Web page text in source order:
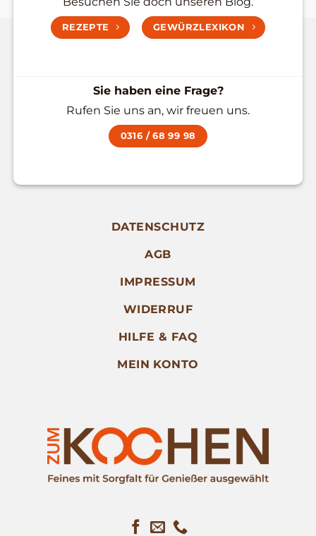
REZEPTE GEWÜRZLEXIKON
Sie haben eine Frage?
Rufen Sie uns an, wir freuen uns.
0316 / 68 99 98
DATENSCHUTZ
AGB
IMPRESSUM
WIDERRUF
HILFE & FAQ
MEIN KONTO